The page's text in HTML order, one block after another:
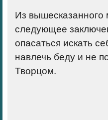
Из
следующее
опасаться искать
навлечь беду и не
Творцом.